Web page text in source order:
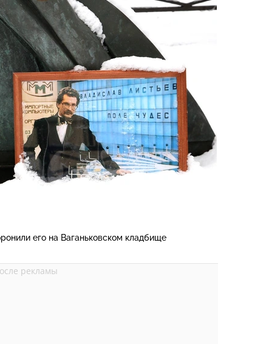
его на Ваганьковском кладбище